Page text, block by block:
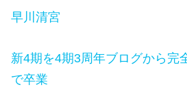
早川清宮
新4期を4期3周年ブログから完
で卒業